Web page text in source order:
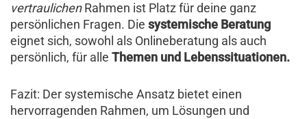
vertraulichenRahmen ist Platz für deine ganz
persönlichen Fragen. Die systemische Beratung
eignet sich, sowohl als Onlineberatung als auch
persönlich, für alle Themen und Lebenssituationen.
Fazit: Der systemische Ansatz bietet einen
hervorragenden Rahmen, um Lösungen und